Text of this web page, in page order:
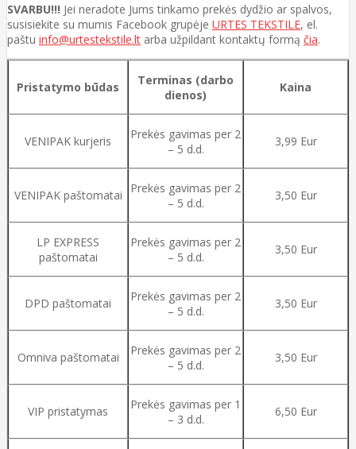
SVARBU!!! Jei neradote Jums tinkamo prekės dydžio ar spalvos,
susisiekite su mumis Facebook grupėje URTES TEKSTILE, el.
paštu info@urtestekstile.lt arba užpildant kontaktų formą čia.
Pristatymo būdas
Terminas (darbo
dienos)
Kaina
VENIPAK kurjeris
Prekės gavimas per 2
– 5 d.d.
3,99 Eur
VENIPAK paštomatai
Prekės gavimas per 2
– 5 d.d.
3,50 Eur
LP EXPRESS
paštomatai
Prekės gavimas per 2
– 5 d.d.
3,50 Eur
DPD paštomatai
Prekės gavimas per 2
– 5 d.d.
3,50 Eur
Omniva paštomatai
Prekės gavimas per 2
– 5 d.d.
3,50 Eur
VIP pristatymas
Prekės gavimas per 1
– 3 d.d.
6,50 Eur